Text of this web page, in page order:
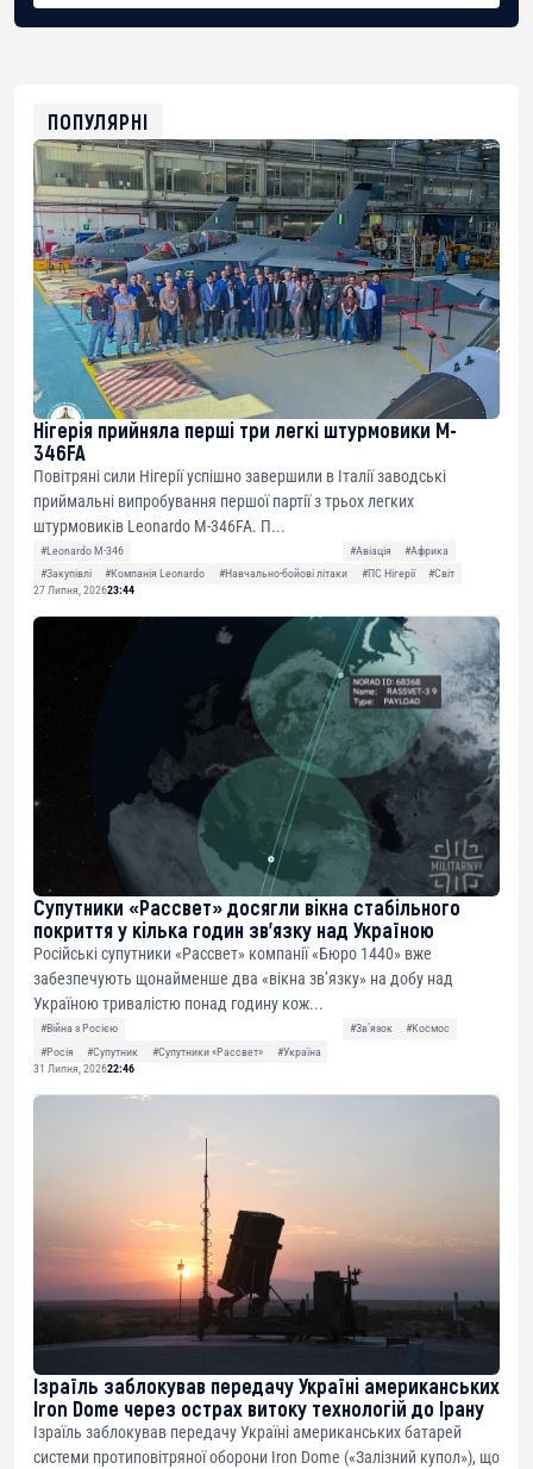
0xfD02863D3289416fcF50975c9DFda13623f97758
ПОПУЛЯРНІ
Нігерія прийняла перші три легкі штурмовики M-
346FA
Повітряні сили Нігерії успішно завершили в Італії заводські
приймальні випробування першої партії з трьох легких
штурмовиків Leonardo M-346FA. П...
#Leonardo M-346 #Авіація
#Африка
#Закупівлі
#Компанія Leonardo #Навчально-бойові літаки #ПС Нігерії
#Світ
27 Липня, 202623:44
Супутники «Рассвет» досягли вікна стабільного
покриття у кілька годин зв’язку над Україною
Російські супутники «Рассвет» компанії «Бюро 1440» вже
забезпечують щонайменше два «вікна зв’язку» на добу над
Україною тривалістю понад годину кож...
#Війна з Росією #Звʼязок
#Космос
#Росія
#Супутник #Супутники «Рассвет»
#Україна
31 Липня, 202622:46
Ізраїль заблокував передачу Україні американських
Iron Dome через острах витоку технологій до Ірану
Ізраїль заблокував передачу Україні американських батарей
системи протиповітряної оборони Iron Dome («Залізний купол»), що